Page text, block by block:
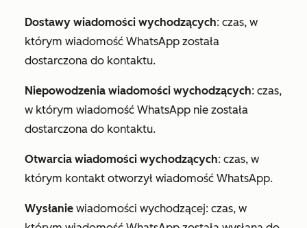
Dostawy wiadomości wychodzących: czas, w
którym wiadomość WhatsApp została
dostarczona do kontaktu.
Niepowodzenia wiadomości wychodzących: czas,
w którym wiadomość WhatsApp nie została
dostarczona do kontaktu.
Otwarcia wiadomości wychodzących: czas, w
którym kontakt otworzył wiadomość WhatsApp.
Wysłanie wiadomości wychodzącej: czas, w